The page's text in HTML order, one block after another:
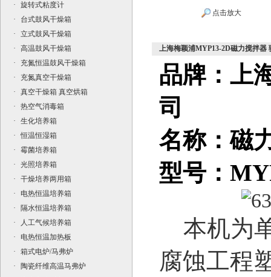
·
旋转式粘度计
·
台式鼓风干燥箱
·
立式鼓风干燥箱
·
高温鼓风干燥箱
·
充氮恒温鼓风干燥箱
·
充氮真空干燥箱
·
真空干燥箱 真空烘箱
·
热空气消毒箱
·
生化培养箱
·
恒温恒湿箱
·
霉菌培养箱
·
光照培养箱
·
干燥培养两用箱
·
电热恒温培养箱
·
隔水恒温培养箱
·
人工气候培养箱
·
电热恒温加热板
·
箱式电炉/马弗炉
·
陶瓷纤维高温马弗炉
点击放大
上海梅颖浦MYP13-2D磁力搅拌器
品牌：上
司
名称：磁
型号：
本机为
腐蚀工程